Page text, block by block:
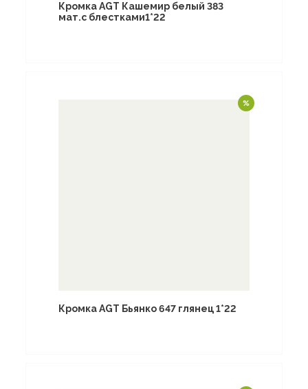
Кромка AGT Кашемир белый 383
мат.с блестками1*22
Кромка AGT Бьянко 647 глянец 1*22